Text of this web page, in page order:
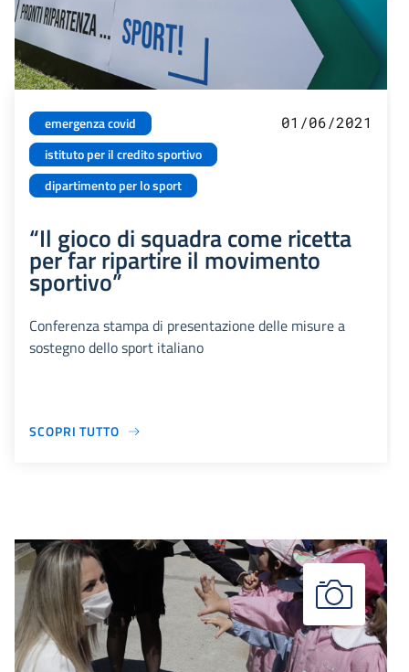
emergenza covid
istituto per il credito sportivo
dipartimento per lo sport
01/06/2021
“Il gioco di squadra come ricetta
per far ripartire il movimento
sportivo”
Conferenza stampa di presentazione delle misure a
sostegno dello sport italiano
SCOPRI TUTTO